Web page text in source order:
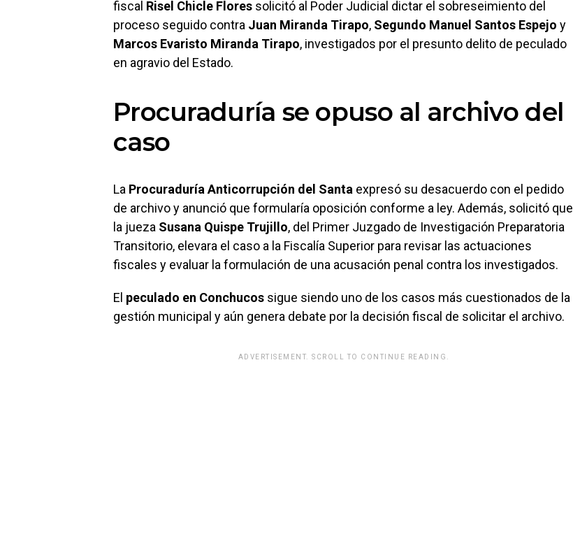
fiscal Risel Chicle Flores solicitó al Poder Judicial dictar el sobreseimiento del
proceso seguido contra Juan Miranda Tirapo, Segundo Manuel Santos Espejo y
Marcos Evaristo Miranda Tirapo, investigados por el presunto delito de peculado
en agravio del Estado.
Procuraduría se opuso al archivo del
caso
La Procuraduría Anticorrupción del Santa expresó su desacuerdo con el pedido
de archivo y anunció que formularía oposición conforme a ley. Además, solicitó que
la jueza Susana Quispe Trujillo, del Primer Juzgado de Investigación Preparatoria
Transitorio, elevara el caso a la Fiscalía Superior para revisar las actuaciones
fiscales y evaluar la formulación de una acusación penal contra los investigados.
El peculado en Conchucos sigue siendo uno de los casos más cuestionados de la
gestión municipal y aún genera debate por la decisión fiscal de solicitar el archivo.
ADVERTISEMENT. SCROLL TO CONTINUE READING.